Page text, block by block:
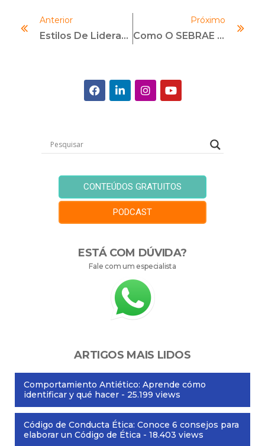
Anterior
Estilos De Liderança: Conheça Os Principais
Próximo
Como O SEBRAE Impulsiona A INTEGRIDADE Nas Micro E Pequenas Empresas
CONTEÚDOS GRATUITOS
PODCAST
ESTÁ COM DÚVIDA?
Fale com um especialista
ARTIGOS MAIS LIDOS
Comportamiento Antiético: Aprende cómo
identificar y qué hacer - 25.199 views
Código de Conducta Ética: Conoce 6 consejos para
elaborar un Código de Ética - 18.403 views